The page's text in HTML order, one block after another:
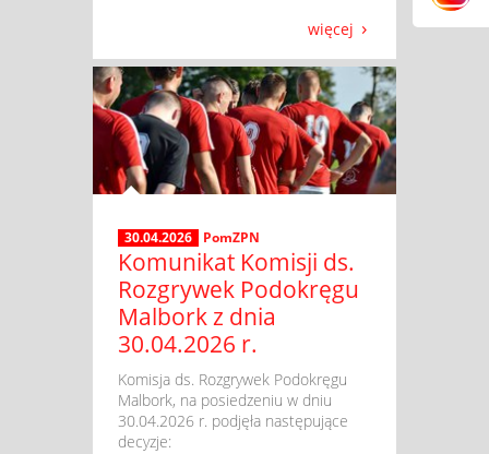
więcej
30.04.2026 PomZPN
Komunikat Komisji ds.
Rozgrywek Podokręgu
Malbork z dnia
30.04.2026 r.
​ Komisja ds. Rozgrywek Podokręgu
Malbork, na posiedzeniu w dniu
30.04.2026 r. podjęła następujące
decyzje: